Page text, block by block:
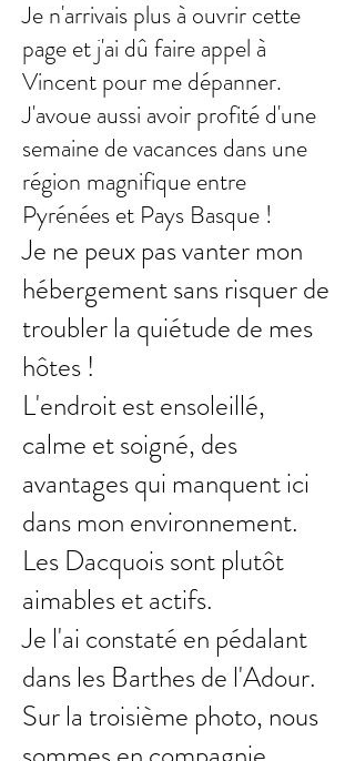
Je n'arrivais plus à ouvrir cette
page et j'ai dû faire appel à
Vincent pour me dépanner.
J'avoue aussi avoir profité d'une
semaine de vacances dans une
région magnifique entre
Pyrénées et Pays Basque !
Je ne peux pas vanter mon
hébergement sans risquer de
troubler la quiétude de mes
hôtes !
L'endroit est ensoleillé,
calme et soigné, des
avantages qui manquent ici
dans mon environnement.
Les Dacquois sont plutôt
aimables et actifs.
Je l'ai constaté en pédalant
dans les Barthes de l'Adour.
Sur la troisième photo, nous